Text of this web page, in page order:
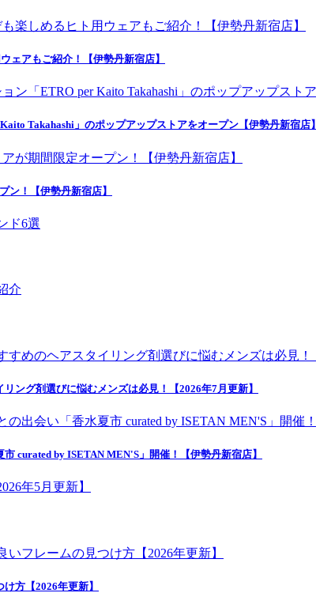
ェアもご紹介！【伊勢丹新宿店】
Takahashi」のポップアップストアをオープン【伊勢丹新宿店】
ン！【伊勢丹新宿店】
ング剤選びに悩むメンズは必見！【2026年7月更新】
curated by ISETAN MEN'S」開催！【伊勢丹新宿店】
方【2026年更新】